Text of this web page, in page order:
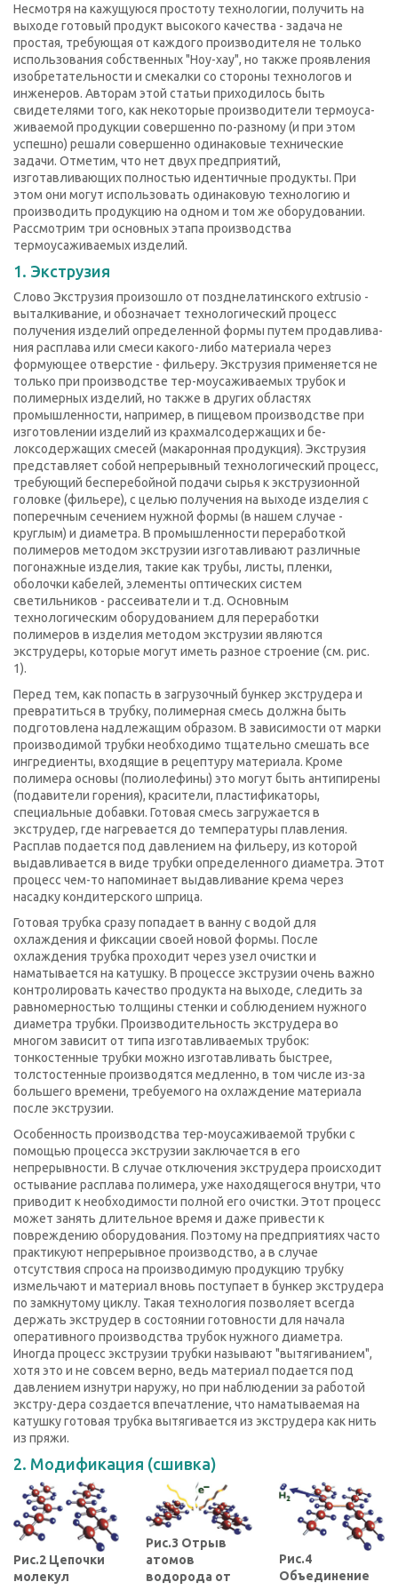
Несмотря на кажущуюся простоту технологии, получить на
выходе готовый продукт высокого качества - задача не
простая, требующая от каждого производителя не только
использования собственных "Ноу-хау", но также проявления
изобретательности и смекалки со стороны технологов и
инженеров. Авторам этой статьи приходилось быть
свидетелями того, как некоторые производители термоуса-
живаемой продукции совершенно по-разному (и при этом
успешно) решали совершенно одинаковые технические
задачи. Отметим, что нет двух предприятий,
изготавливающих полностью идентичные продукты. При
этом они могут использовать одинаковую технологию и
производить продукцию на одном и том же оборудовании.
Рассмотрим три основных этапа производства
термоусаживаемых изделий.
1. Экструзия
Слово Экструзия произошло от позднелатинского extrusio -
выталкивание, и обозначает технологический процесс
получения изделий определенной формы путем продавлива-
ния расплава или смеси какого-либо материала через
формующее отверстие - фильеру. Экструзия применяется не
только при производстве тер-моусаживаемых трубок и
полимерных изделий, но также в других областях
промышленности, например, в пищевом производстве при
изготовлении изделий из крахмалсодержащих и бе-
локсодержащих смесей (макаронная продукция). Экструзия
представляет собой непрерывный технологический процесс,
требующий бесперебойной подачи сырья к экструзионной
головке (фильере), с целью получения на выходе изделия с
поперечным сечением нужной формы (в нашем случае -
круглым) и диаметра. В промышленности переработкой
полимеров методом экструзии изготавливают различные
погонажные изделия, такие как трубы, листы, пленки,
оболочки кабелей, элементы оптических систем
светильников - рассеиватели и т.д. Основным
технологическим оборудованием для переработки
полимеров в изделия методом экструзии являются
экструдеры, которые могут иметь разное строение (см. рис.
1).
Перед тем, как попасть в загрузочный бункер экструдера и
превратиться в трубку, полимерная смесь должна быть
подготовлена надлежащим образом. В зависимости от марки
производимой трубки необходимо тщательно смешать все
ингредиенты, входящие в рецептуру материала. Кроме
полимера основы (полиолефины) это могут быть антипирены
(подавители горения), красители, пластификаторы,
специальные добавки. Готовая смесь загружается в
экструдер, где нагревается до температуры плавления.
Расплав подается под давлением на фильеру, из которой
выдавливается в виде трубки определенного диаметра. Этот
процесс чем-то напоминает выдавливание крема через
насадку кондитерского шприца.
Готовая трубка сразу попадает в ванну с водой для
охлаждения и фиксации своей новой формы. После
охлаждения трубка проходит через узел очистки и
наматывается на катушку. В процессе экструзии очень важно
контролировать качество продукта на выходе, следить за
равномерностью толщины стенки и соблюдением нужного
диаметра трубки. Производительность экструдера во
многом зависит от типа изготавливаемых трубок:
тонкостенные трубки можно изготавливать быстрее,
толстостенные производятся медленно, в том числе из-за
большего времени, требуемого на охлаждение материала
после экструзии.
Особенность производства тер-моусаживаемой трубки с
помощью процесса экструзии заключается в его
непрерывности. В случае отключения экструдера происходит
остывание расплава полимера, уже находящегося внутри, что
приводит к необходимости полной его очистки. Этот процесс
может занять длительное время и даже привести к
повреждению оборудования. Поэтому на предприятиях часто
практикуют непрерывное производство, а в случае
отсутствия спроса на производимую продукцию трубку
измельчают и материал вновь поступает в бункер экструдера
по замкнутому циклу. Такая технология позволяет всегда
держать экструдер в состоянии готовности для начала
оперативного производства трубок нужного диаметра.
Иногда процесс экструзии трубки называют "вытягиванием",
хотя это и не совсем верно, ведь материал подается под
давлением изнутри наружу, но при наблюдении за работой
экстру-дера создается впечатление, что наматываемая на
катушку готовая трубка вытягивается из экструдера как нить
из пряжи.
2. Модификация (сшивка)
Рис.2 Цепочки
молекул
Рис.3 Отрыв
атомов
водорода от
Рис.4
Объединение